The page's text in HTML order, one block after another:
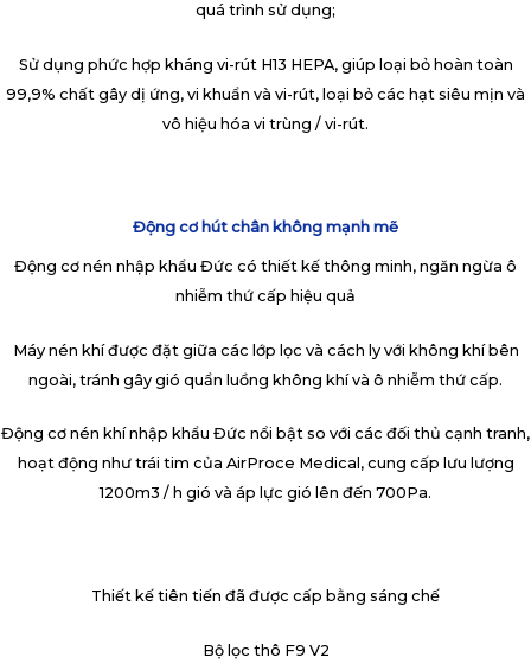
quá trình sử dụng;
Sử dụng phức hợp kháng vi-rút H13 HEPA, giúp loại bỏ hoàn toàn
99,9% chất gây dị ứng, vi khuẩn và vi-rút, loại bỏ các hạt siêu mịn và
vô hiệu hóa vi trùng / vi-rút.
Động cơ hút chân không mạnh mẽ
Động cơ nén nhập khẩu Đức có thiết kế thông minh, ngăn ngừa ô
nhiễm thứ cấp hiệu quả
Máy nén khí được đặt giữa các lớp lọc và cách ly với không khí bên
ngoài, tránh gây gió quẩn luồng không khí và ô nhiễm thứ cấp.
Động cơ nén khí nhập khẩu Đức nổi bật so với các đối thủ cạnh tranh,
hoạt động như trái tim của AirProce Medical, cung cấp lưu lượng
1200m3 / h gió và áp lực gió lên đến 700Pa.
Thiết kế tiên tiến đã được cấp bằng sáng chế
Bộ lọc thô F9 V2